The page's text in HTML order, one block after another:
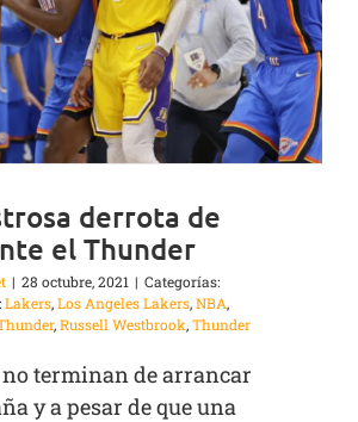
derrota de
el Thunder
| 28 octubre, 2021 | Categorías:
Lakers,Los Angeles Lakers,NBA,
,Russell Westbrook,Thunder
terminan de arrancar
y a pesar de que una